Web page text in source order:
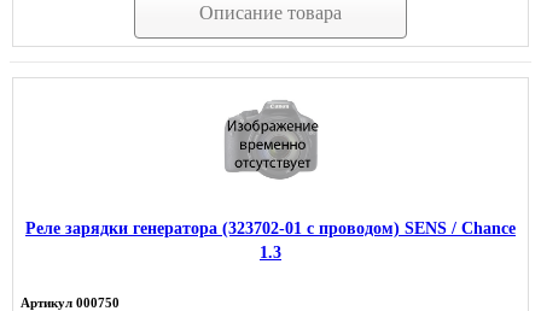
Описание товара
Реле зарядки генератора (323702-01 с проводом) SENS / Chance
1.3
Артикул 000750